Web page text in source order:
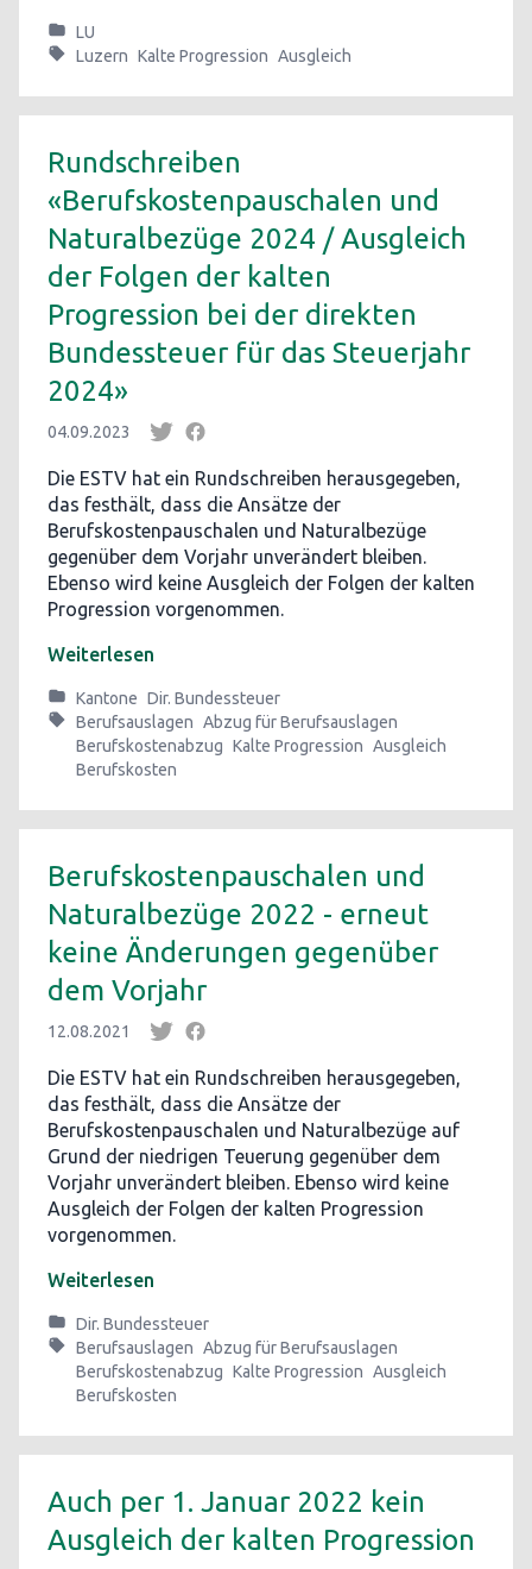
LU
Luzern Kalte Progression Ausgleich
Rundschreiben
«Berufskostenpauschalen und
Naturalbezüge 2024 / Ausgleich
der Folgen der kalten
Progression bei der direkten
Bundessteuer für das Steuerjahr
2024»
04.09.2023
Die ESTV hat ein Rundschreiben herausgegeben,
das festhält, dass die Ansätze der
Berufskostenpauschalen und Naturalbezüge
gegenüber dem Vorjahr unverändert bleiben.
Ebenso wird keine Ausgleich der Folgen der kalten
Progression vorgenommen.
Weiterlesen
Kantone Dir. Bundessteuer
Berufsauslagen Abzug für Berufsauslagen
Berufskostenabzug Kalte Progression Ausgleich
Berufskosten
Berufskostenpauschalen und
Naturalbezüge 2022 - erneut
keine Änderungen gegenüber
dem Vorjahr
12.08.2021
Die ESTV hat ein Rundschreiben herausgegeben,
das festhält, dass die Ansätze der
Berufskostenpauschalen und Naturalbezüge auf
Grund der niedrigen Teuerung gegenüber dem
Vorjahr unverändert bleiben. Ebenso wird keine
Ausgleich der Folgen der kalten Progression
vorgenommen.
Weiterlesen
Dir. Bundessteuer
Berufsauslagen Abzug für Berufsauslagen
Berufskostenabzug Kalte Progression Ausgleich
Berufskosten
Auch per 1. Januar 2022 kein
Ausgleich der kalten Progression